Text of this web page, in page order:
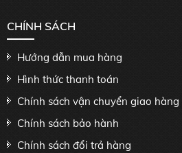
CHÍNH SÁCH
Hướng dẫn mua hàng
Hình thức thanh toán
Chính sách vận chuyển giao hàng
Chính sách bảo hành
Chính sách đổi trả hàng